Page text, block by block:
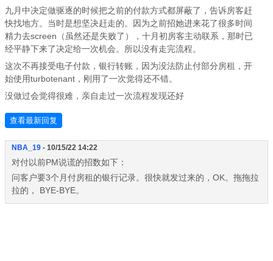
九月中决定做驱逐的时候把之前的付款方式都屏蔽了，告诉房客赶
快找地方。当时是想坚决赶走的。因为之前招她进来花了很多时间
精力去screen（虽然还是失败了），十月初房客主动联系，那时已
经平静下来了决定给一次机会。所以没有走完流程。
这次不再接受电子付款，银行转账，因为没法防止付部分房租，开
始使用turbotenant，刚用了一次觉得还不错。
没做过会觉得很难，亲自走过一次流程发现还好
查看最新回复
NBA_19 - 10/15/22 14:22
对付以前PM说谎的招数如下：
问客户要3个月付房租的银行记录。很快就发过来的，OK。拖拖拉
拉的， BYE-BYE。